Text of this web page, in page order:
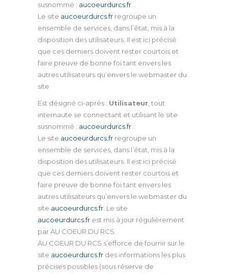
susnommé : aucoeurdurcs.fr
Le site aucoeurdurcs.fr regroupe un
ensemble de services, dans l’état, mis à la
disposition des utilisateurs. Il est ici précisé
que ces derniers doivent rester courtois et
faire preuve de bonne foi tant envers les
autres utilisateurs qu’envers le webmaster du
site
Est désigné ci-après : Utilisateur , tout
internaute se connectant et utilisant le site
susnommé : aucoeurdurcs.fr
Le site aucoeurdurcs.fr regroupe un
ensemble de services, dans l’état, mis à la
disposition des utilisateurs. Il est ici précisé
que ces derniers doivent rester courtois et
faire preuve de bonne foi tant envers les
autres utilisateurs qu’envers le webmaster du
site aucoeurdurcs.fr . Le site
aucoeurdurcs.fr est mis à jour régulièrement
par AU COEUR DU RCS.
AU COEUR DU RCS s’efforce de fournir sur le
site aucoeurdurcs.fr des informations les plus
précises possibles (sous réserve de